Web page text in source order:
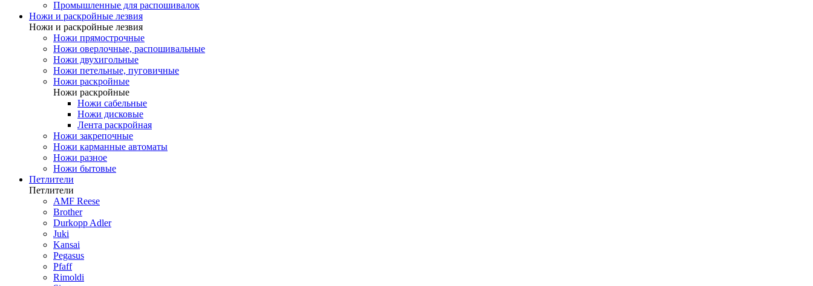
Промышленные для распошивалок
Ножи и раскройные лезвия
Ножи и раскройные лезвия
Ножи прямострочные
Ножи оверлочные, распошивальные
Ножи двухигольные
Ножи петельные, пуговичные
Ножи раскройные
Ножи раскройные
Ножи сабельные
Ножи дисковые
Лента раскройная
Ножи закрепочные
Ножи карманные автоматы
Ножи разное
Ножи бытовые
Петлители
Петлители
AMF Reese
Brother
Durkopp Adler
Juki
Kansai
Pegasus
Pfaff
Rimoldi